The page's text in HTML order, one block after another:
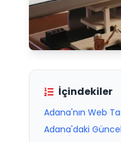
İçindekiler
Adana'nın Web
Adana'daki